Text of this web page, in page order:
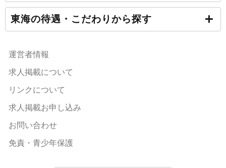
東海の待遇・こだわりから探す
運営者情報
求人掲載について
リンクについて
求人掲載お申し込み
お問い合わせ
免責・青少年保護